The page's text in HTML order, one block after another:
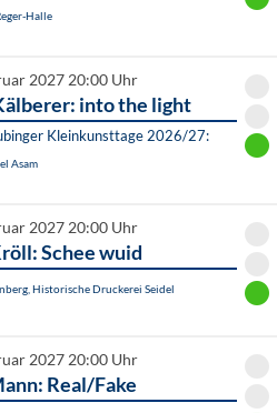
Halle
2027 20:00 Uhr
into the light
Kleinkunsttage 2026/27:
Asam
2027 20:00 Uhr
Schee wuid
Historische Druckerei Seidel
2027 20:00 Uhr
Real/Fake